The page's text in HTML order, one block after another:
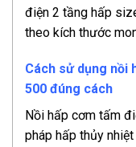
điện 2 tầng hấp
theo kích thước
Cách sử dụng nồi
500 đúng cách
Nồi hấp cơm tấm
pháp hấp thủy